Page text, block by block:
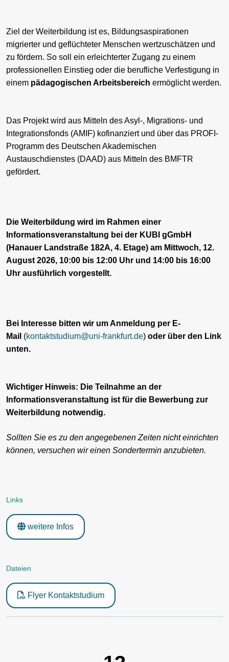
Ziel der Weiterbildung ist es, Bildungsaspirationen
migrierter und geflüchteter Menschen wertzuschätzen und
zu fördern. So soll ein erleichterter Zugang zu einem
professionellen Einstieg oder die berufliche Verfestigung in
einem pädagogischen Arbeitsbereich ermöglicht werden.
Das Projekt wird aus Mitteln des Asyl-, Migrations- und
Integrationsfonds (AMIF) kofinanziert und über das PROFI-
Programm des Deutschen Akademischen
Austauschdienstes (DAAD) aus Mitteln des BMFTR
gefördert.
Die Weiterbildung wird im Rahmen einer
Informationsveranstaltung bei der KUBI gGmbH
(Hanauer Landstraße 182A, 4. Etage) am Mittwoch, 12.
August 2026, 10:00 bis 12:00 Uhr und 14:00 bis 16:00
Uhr ausführlich vorgestellt.
Bei Interesse bitten wir um Anmeldung per E-
Mail (kontaktstudium@uni-frankfurt.de) oder über den Link
unten.
Wichtiger Hinweis: Die Teilnahme an der
Informationsveranstaltung ist für die Bewerbung zur
Weiterbildung notwendig.
Sollten Sie es zu den angegebenen Zeiten nicht einrichten
können, versuchen wir einen Sondertermin anzubieten.
Links
weitere Infos
Dateien
Flyer Kontaktstudium